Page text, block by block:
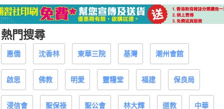
熱門搜尋
惠僑 沈香林 東華三院 基灣 潮州會館
啟思 佛教 明愛 靈糧堂 福建 保良局
浸信會 聖保祿 聖公會 林大輝 道教 中華